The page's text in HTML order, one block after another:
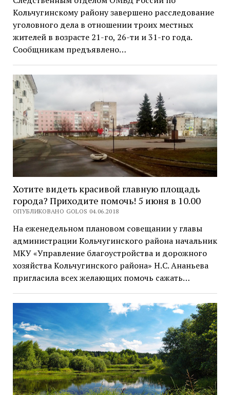
Кольчугинскому району завершено расследование
уголовного дела в отношении троих местных
жителей в возрасте 21-го, 26-ти и 31-го года.
Сообщникам предъявлено…
Хотите видеть красивой главную площадь
города? Приходите помочь! 5 июня в 10.00
ОПУБЛИКОВАНО GOLOS 04.06.2018
На еженедельном плановом совещании у главы
администрации Кольчугинского района начальник
МКУ «Управление благоустройства и дорожного
хозяйства Кольчугинского района» Н.С. Ананьева
пригласила всех желающих помочь сажать…